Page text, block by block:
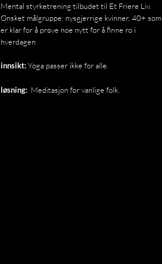
Mental styrketrening tilbudet til Et Friere Liv.
Ønsket målgruppe: nysgjerrige kvinner, 40+ som
er klar for å prøve noe nytt for å finne ro i
hverdagen
innsikt: Yoga passer ikke for alle.
løsning: Meditasjon for vanlige folk.